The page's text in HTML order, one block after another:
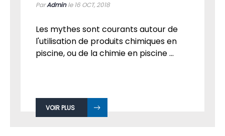
ParAdminle 16 OCT, 2018
Les mythes sont courants autour de
l'utilisation de produits chimiques en
piscine, ou de la chimie en piscine ...
VOIR PLUS